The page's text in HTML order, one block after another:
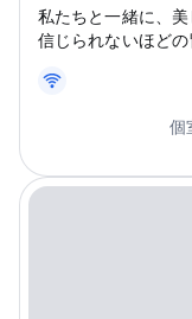
私たちと一緒に、
信じられないほどの
個